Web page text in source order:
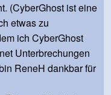
(CyberGhost ist eine
etwas zu
ich CyberGhost
Unterbrechungen
ReneH dankbar für